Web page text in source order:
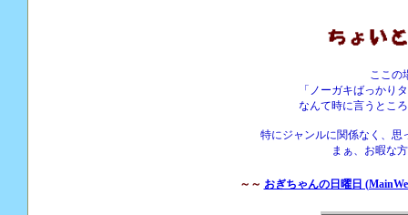
ここの
「ノーガキばっかり
なんて時に言うとこ
特にジャンルに関係なく、思
まぁ、お暇な
～～ おぎちゃんの日曜日